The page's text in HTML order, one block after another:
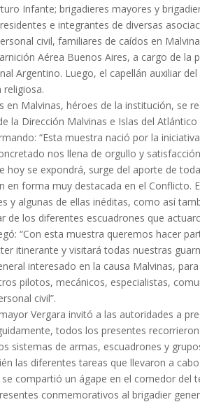
Infante; brigadieres mayores y
e integrantes de diversas
civil, familiares de caídos en
Aérea Buenos Aires, a cargo de
Argentino. Luego, el capellán auxiliar
en Malvinas, héroes de la institución, se
la Dirección Malvinas e Islas del
“Esta muestra nació por la
nos llena de orgullo y
hoy se expondrá, surge del aporte de
en forma muy destacada en el Conflicto.
y algunas de ellas inéditas, como así
de los diferentes escuadrones que
“Con esta muestra queremos hacer
itinerante y visitará todas nuestras
interesado en la causa Malvinas,
pilotos, mecánicos, especialistas,
civil”.
Vergara invitó a las autoridades a
todos los presentes
sistemas de armas, escuadrones y
las diferentes tareas que llevaron a cabo.
compartió un ágape en el comedor del
conmemorativos al brigadier